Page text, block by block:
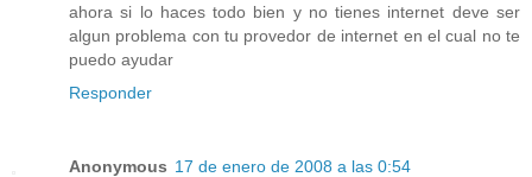
ahora si lo haces todo bien y no tienes internet deve ser
algun problema con tu provedor de internet en el cual no te
puedo ayudar
Responder
Anonymous 17 de enero de 2008 a las 0:54